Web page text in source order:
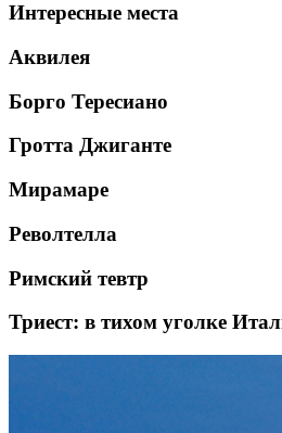
Интересные места
Аквилея
Борго Тересиано
Гротта Джиганте
Мирамаре
Револтелла
Римский тевтр
Триест: в тихом уголке